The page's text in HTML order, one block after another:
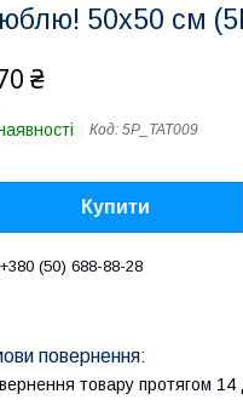
50x50 см
₴
Код: 5P_TAT009
Купити
+380 (50) 688-88-28
товару протягом 14